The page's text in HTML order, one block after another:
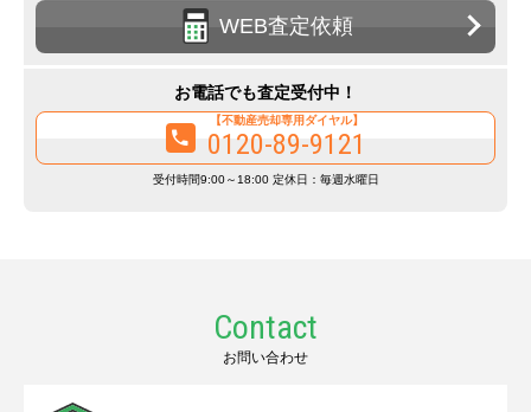
WEB査定依頼
お電話でも査定受付中！
【不動産売却専用ダイヤル】
0120-89-9121
受付時間9:00～18:00 定休日：毎週水曜日
Contact
お問い合わせ